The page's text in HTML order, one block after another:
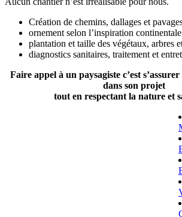
Création de chemins, dallages et
ornement selon l’inspiration
plantation et taille des végétaux, arbres
diagnostics sanitaires, traitement et
Faire appel à un paysagiste c’est
dans son projet
tout en respectant la nature et